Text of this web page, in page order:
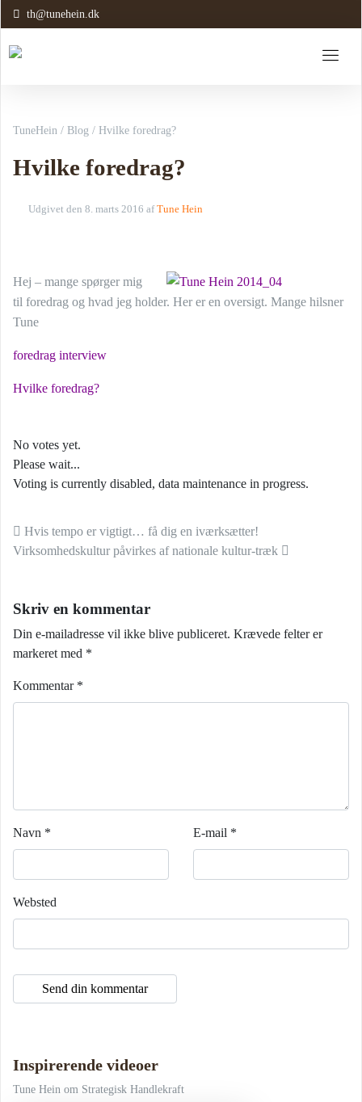
th@tunehein.dk
TuneHein / Blog / Hvilke foredrag?
Hvilke foredrag?
Udgivet den 8. marts 2016 af Tune Hein
Hej – mange spørger mig
til foredrag og hvad jeg holder. Her er en oversigt. Mange hilsner
Tune
foredrag interview
Hvilke foredrag?
No votes yet.
Please wait...
Voting is currently disabled, data maintenance in progress.
Indlæg navigation
Hvis tempo er vigtigt… få dig en iværksætter!
Virksomhedskultur påvirkes af nationale kultur-træk
Skriv en kommentar
Din e-mailadresse vil ikke blive publiceret. Krævede felter er
markeret med *
Kommentar *
Navn * E-mail *
Websted
Inspirerende videoer
Tune Hein om Strategisk Handlekraft